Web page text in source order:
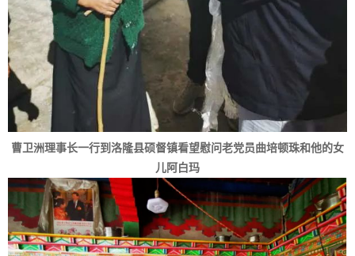
曹卫洲理事长一行到洛隆县硕督镇看望慰问老党员曲培顿珠和他的女
儿阿白玛